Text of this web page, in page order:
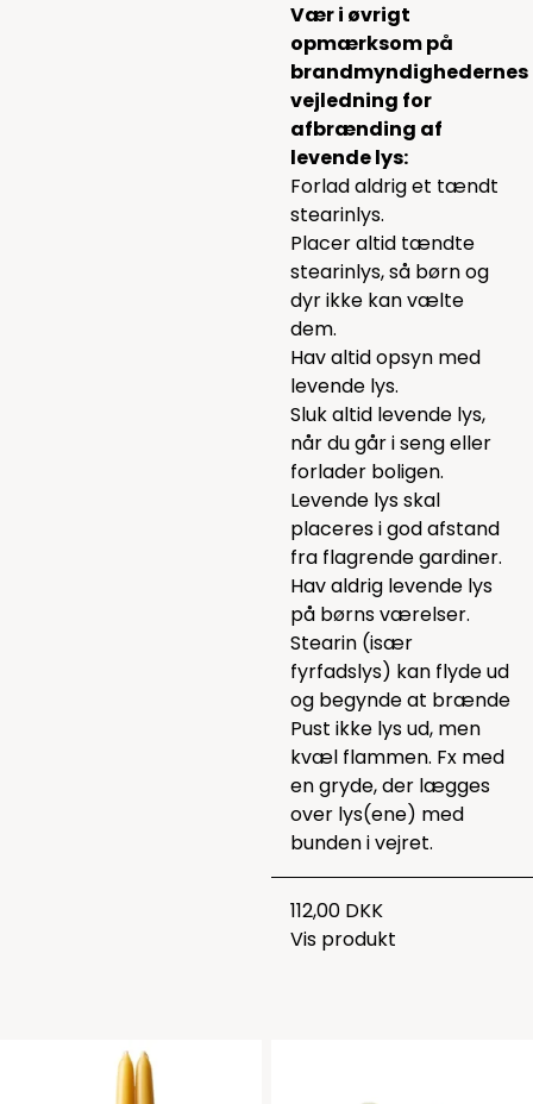
Vær i øvrigt
opmærksom på
brandmyndighedernes
vejledning for
afbrænding af
levende lys:
Forlad aldrig et tændt
stearinlys.
Placer altid tændte
stearinlys, så børn og
dyr ikke kan vælte
dem.
Hav altid opsyn med
levende lys.
Sluk altid levende lys,
når du går i seng eller
forlader boligen.
Levende lys skal
placeres i god afstand
fra flagrende gardiner.
Hav aldrig levende lys
på børns værelser.
Stearin (især
fyrfadslys) kan flyde ud
og begynde at brænde
Pust ikke lys ud, men
kvæl flammen. Fx med
en gryde, der lægges
over lys(ene) med
bunden i vejret.
112,00 DKK
Vis produkt